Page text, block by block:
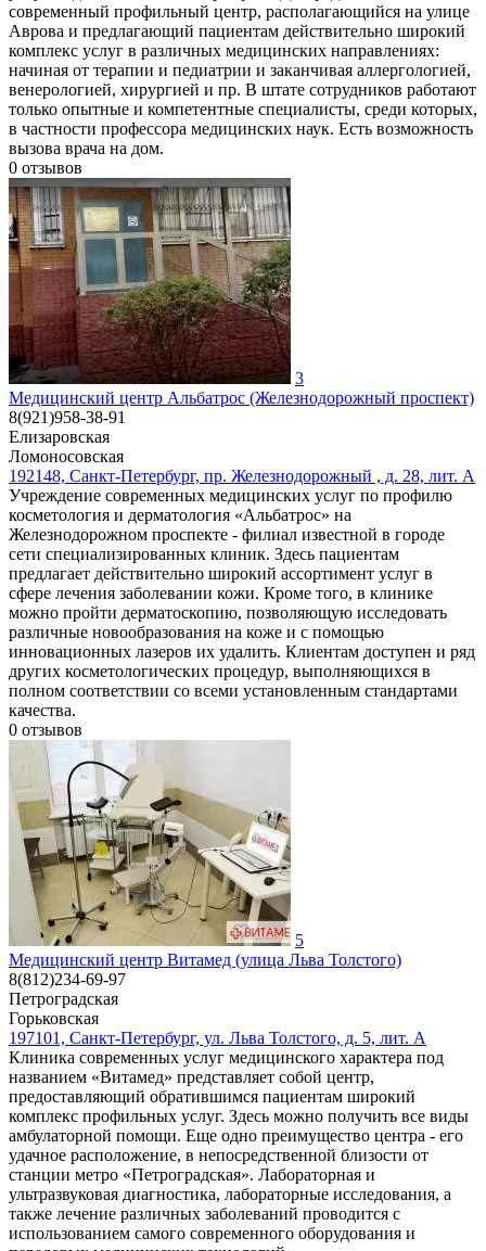
современный профильный центр, располагающийся на улице
Аврова и предлагающий пациентам действительно широкий
комплекс услуг в различных медицинских направлениях:
начиная от терапии и педиатрии и заканчивая аллергологией,
венерологией, хирургией и пр. В штате сотрудников работают
только опытные и компетентные специалисты, среди которых,
в частности профессора медицинских наук. Есть возможность
вызова врача на дом.
0 отзывов
3
Медицинский центр Альбатрос (Железнодорожный проспект)
8(921)958-38-91
Елизаровская
Ломоносовская
192148, Санкт-Петербург, пр. Железнодорожный , д. 28, лит. А
Учреждение современных медицинских услуг по профилю
косметология и дерматология «Альбатрос» на
Железнодорожном проспекте - филиал известной в городе
сети специализированных клиник. Здесь пациентам
предлагает действительно широкий ассортимент услуг в
сфере лечения заболевании кожи. Кроме того, в клинике
можно пройти дерматоскопию, позволяющую исследовать
различные новообразования на коже и с помощью
инновационных лазеров их удалить. Клиентам доступен и ряд
других косметологических процедур, выполняющихся в
полном соответствии со всеми установленным стандартами
качества.
0 отзывов
5
Медицинский центр Витамед (улица Льва Толстого)
8(812)234-69-97
Петроградская
Горьковская
197101, Санкт-Петербург, ул. Льва Толстого, д. 5, лит. А
Клиника современных услуг медицинского характера под
названием «Витамед» представляет собой центр,
предоставляющий обратившимся пациентам широкий
комплекс профильных услуг. Здесь можно получить все виды
амбулаторной помощи. Еще одно преимущество центра - его
удачное расположение, в непосредственной близости от
станции метро «Петроградская». Лабораторная и
ультразвуковая диагностика, лабораторные исследования, а
также лечение различных заболеваний проводится с
использованием самого современного оборудования и